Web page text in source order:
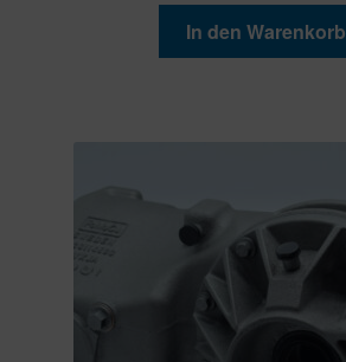
In den Warenkorb